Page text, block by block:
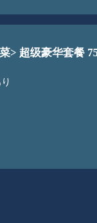
> 超级豪华套餐